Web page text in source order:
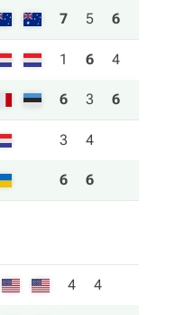
7 5 6
1 6 4
6 3 6
3 4
6 6
4 4